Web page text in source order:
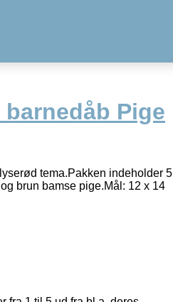
Pige
tema.Pakken indeholder 5
brun bamse pige.Mål: 12 x 14